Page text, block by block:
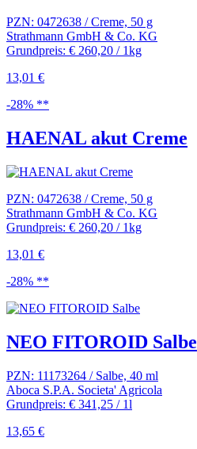
PZN: 0472638 / Creme, 50 g
Strathmann GmbH & Co. KG
Grundpreis: € 260,20 / 1kg
13,01 €
-28% **
HAENAL akut Creme
PZN: 0472638 / Creme, 50 g
Strathmann GmbH & Co. KG
Grundpreis: € 260,20 / 1kg
13,01 €
-28% **
NEO FITOROID Salbe
PZN: 11173264 / Salbe, 40 ml
Aboca S.P.A. Societa' Agricola
Grundpreis: € 341,25 / 1l
13,65 €